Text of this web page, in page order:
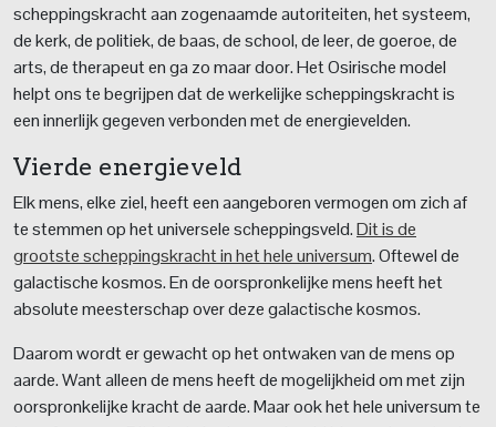
scheppingskracht aan zogenaamde autoriteiten, het systeem,
de kerk, de politiek, de baas, de school, de leer, de goeroe, de
arts, de therapeut en ga zo maar door. Het Osirische model
helpt ons te begrijpen dat de werkelijke scheppingskracht is
een innerlijk gegeven verbonden met de energievelden.
Vierde energieveld
Elk mens, elke ziel, heeft een aangeboren vermogen om zich af
te stemmen op het universele scheppingsveld.Dit is de
grootste scheppingskracht in het hele universum. Oftewel de
galactische kosmos. En de oorspronkelijke mens heeft het
absolute meesterschap over deze galactische kosmos.
Daarom wordt er gewacht op het ontwaken van de mens op
aarde. Want alleen de mens heeft de mogelijkheid om met zijn
oorspronkelijke kracht de aarde. Maar ook het hele universum te